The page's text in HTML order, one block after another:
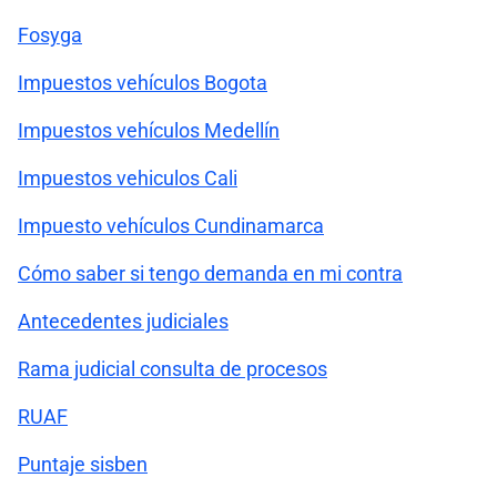
Fosyga
Impuestos vehículos Bogota
Impuestos vehículos Medellín
Impuestos vehiculos Cali
Impuesto vehículos Cundinamarca
Cómo saber si tengo demanda en mi contra
Antecedentes judiciales
Rama judicial consulta de procesos
RUAF
Puntaje sisben